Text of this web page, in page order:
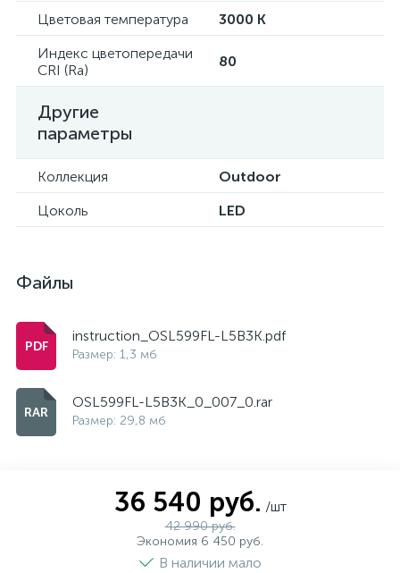
Цветовая температура
3000 K
Индекс цветопередачи
CRI (Ra)
80
Другие
параметры
Коллекция
Outdoor
Цоколь
LED
Файлы
instruction_OSL599FL-L5B3K.pdf
Размер: 1,3 мб
OSL599FL-L5B3K_0_007_0.rar
Размер: 29,8 мб
36 540 руб. /шт
42 990 руб.
Экономия 6 450 руб.
В наличии мало